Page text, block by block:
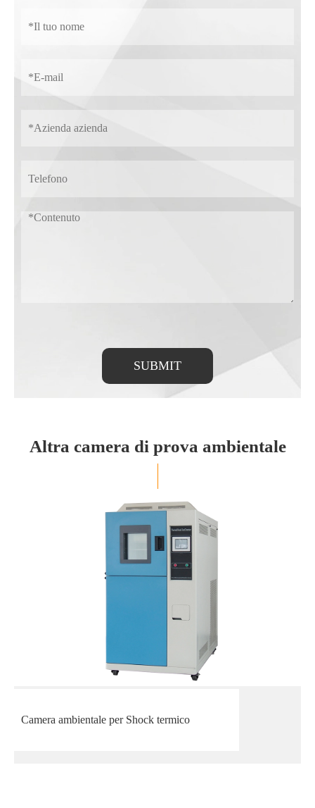
SUBMIT
Altra camera di prova ambientale
Camera ambientale per Shock termico